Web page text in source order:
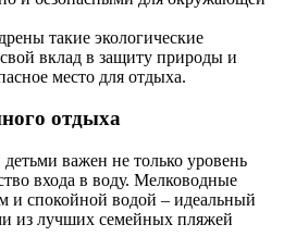
такие экологические
вклад в защиту природы и
место для отдыха.
отдыха
важен не только уровень
входа в воду. Мелководные
и спокойной водой – идеальный
из лучших семейных пляжей